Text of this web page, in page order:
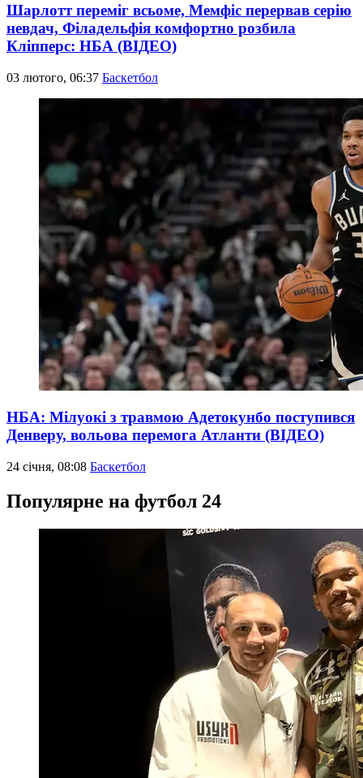
Шарлотт переміг всьоме, Мемфіс перервав серію
невдач, Філадельфія комфортно розбила
Кліпперс: НБА (ВІДЕО)
03 лютого, 06:37 Баскетбол
НБА: Мілуокі з травмою Адетокунбо поступився
Денверу, вольова перемога Атланти (ВІДЕО)
24 січня, 08:08 Баскетбол
Популярне на футбол 24